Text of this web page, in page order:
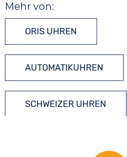
Mehr von:
ORIS UHREN
AUTOMATIKUHREN
SCHWEIZER UHREN